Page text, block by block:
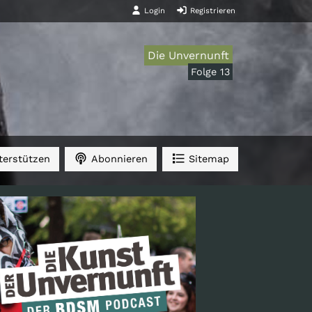
Login Registrieren
Die Unvernunft
Folge 13
Abonnieren Sitemap